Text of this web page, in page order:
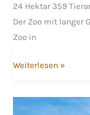
24 Hektar 359
Der Zoo mit langer
Zoo in
Der
Zoo
in
Weiterlesen »